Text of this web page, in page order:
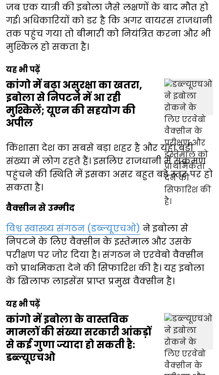
जब एक यात्री की इबोला जैसे लक्षणों के बाद मौत हो
गई। अधिकारियों को डर है कि अगर वायरस राजधानी
तक पहुंच गया तो बीमारी को नियंत्रित करना और भी
मुश्किल हो सकता है।
यह भी पढ़ें
कांगो में बढ़ा असुरक्षा का खतरा,
इबोला से निपटने में आ रही
मुश्किलें; यूएन की सहयोग की
अपील
किंशासा देश का सबसे बड़ा शहर है और यहां बड़ी
संख्या में लोग रहते हैं। इसलिए राजधानी में संक्रमण
पहुंचने की स्थिति में इसका असर बहुत बड़े स्तर पर हो
सकता है।
वैक्सीन से उम्मीद
विश्व स्वास्थ्य संगठन (डब्ल्यूएचओ) ने इबोला से
निपटने के लिए वैक्सीन के इस्तेमाल और उसके
परीक्षण पर जोर दिया है। संगठन ने एरवेबो वैक्सीन
को प्राथमिकता देने की सिफारिश की है। यह इबोला
के खिलाफ लाइसेंस प्राप्त प्रमुख वैक्सीन है।
यह भी पढ़ें
कांगो में इबोला के वास्तविक
मामलों की संख्या सरकारी आंकड़ों
से कई गुणा ज्यादा हो सकती है:
डब्ल्यूएचओ